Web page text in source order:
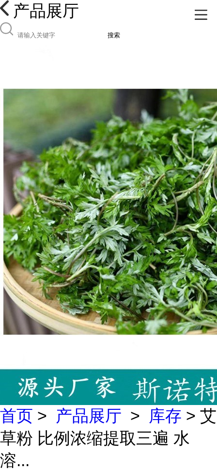
产品展厅
搜索
首页 > 产品展厅 > 库存 > 艾
草粉 比例浓缩提取三遍 水
溶...